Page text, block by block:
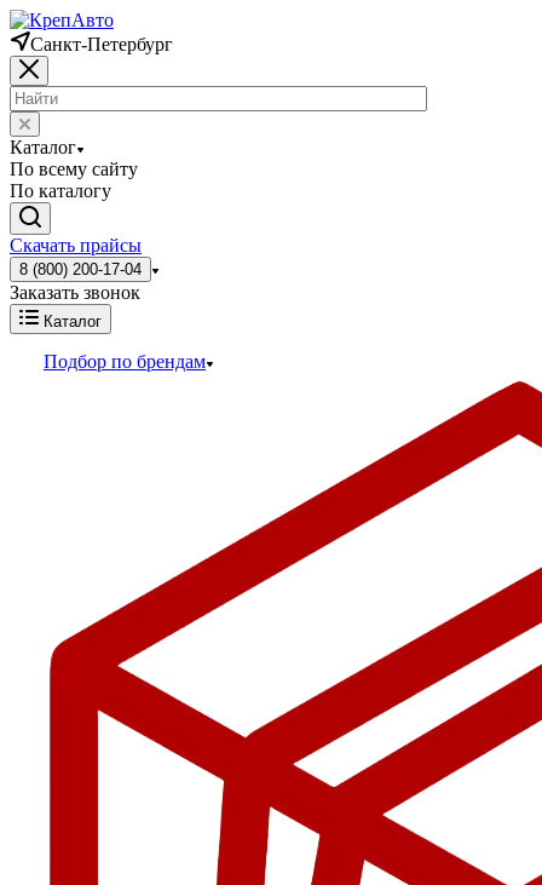
Санкт-Петербург
Каталог
По всему сайту
По каталогу
Скачать прайсы
8 (800) 200-17-04
Заказать звонок
Каталог
Подбор по брендам